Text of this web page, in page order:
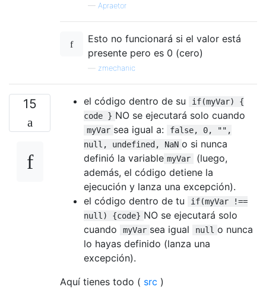
— Apraetor
Esto no funcionará si el valor está
presente pero es 0 (cero)
zmechanic
15 el código dentro de su
if(myVar) {
code } NO se ejecutará solo cuando
myVar sea ​​igual a:
false, 0, "",
null, undefined, NaN o si nunca
definió la variable myVar
(luego,
además, el código detiene la
ejecución y lanza una excepción).
el código dentro de tu
if(myVar !==
null) {code} NO se ejecutará solo
cuando
myVar sea ​​igual null o nunca
lo hayas definido (lanza una
excepción).
Aquí tienes todo ( src )